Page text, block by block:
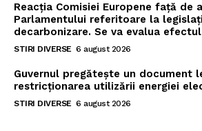
Reacția Comisiei Europene față de
Parlamentului referitoare la
decarbonizare. Se va evalua efectul
STIRI DIVERSE 6 august 2026
Guvernul pregătește un document
restricționarea utilizării energiei
STIRI DIVERSE 6 august 2026